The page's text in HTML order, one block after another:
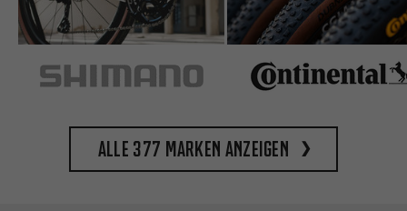
Alle 377 Marken anzeigen